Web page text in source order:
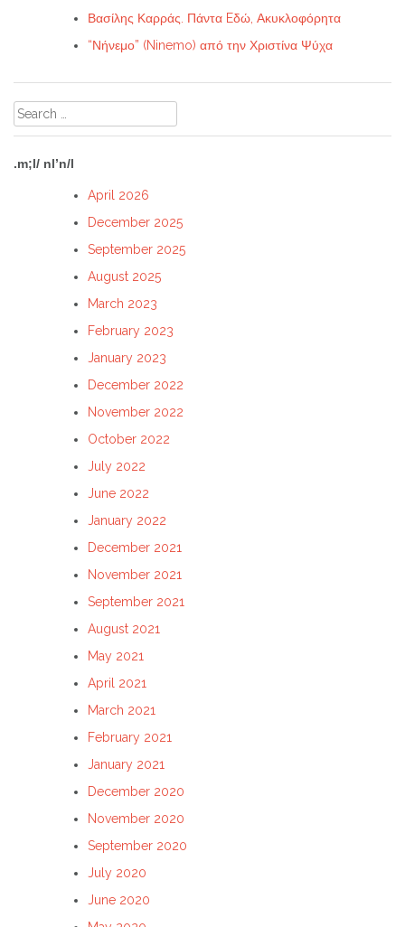
Βασίλης Καρράς. Πάντα Eδώ, Ακυκλοφόρητα
“Νήνεμο” (Ninemo) από την Χριστίνα Ψύχα
Search
for:
.m;l/ nl’n/l
April 2026
December 2025
September 2025
August 2025
March 2023
February 2023
January 2023
December 2022
November 2022
October 2022
July 2022
June 2022
January 2022
December 2021
November 2021
September 2021
August 2021
May 2021
April 2021
March 2021
February 2021
January 2021
December 2020
November 2020
September 2020
July 2020
June 2020